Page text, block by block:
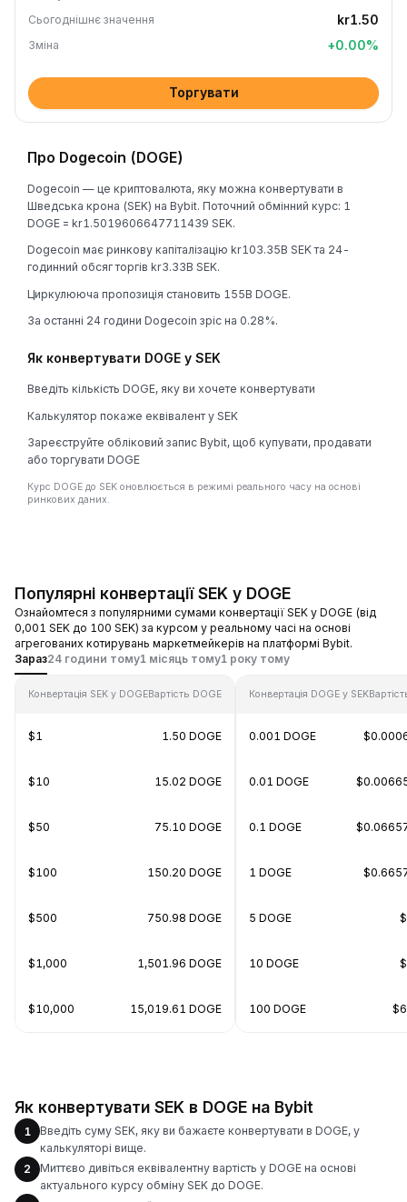
Сьогоднішнє значення kr1.50
Зміна +0.00%
Торгувати
Про Dogecoin (DOGE)
Dogecoin — це криптовалюта, яку можна конвертувати в
Шведська крона (SEK) на Bybit. Поточний обмінний курс: 1
DOGE = kr1.5019606647711439 SEK.
Dogecoin має ринкову капіталізацію kr103.35B SEK та 24-
годинний обсяг торгів kr3.33B SEK.
Циркулююча пропозиція становить 155B DOGE.
За останні 24 години Dogecoin зріс на 0.28%.
Як конвертувати DOGE у SEK
Введіть кількість DOGE, яку ви хочете конвертувати
Калькулятор покаже еквівалент у SEK
Зареєструйте обліковий запис Bybit, щоб купувати, продавати
або торгувати DOGE
Курс DOGE до SEK оновлюється в режимі реального часу на основі
ринкових даних.
Популярні конвертації SEK у DOGE
Ознайомтеся з популярними сумами конвертації SEK у DOGE (від
0,001 SEK до 100 SEK) за курсом у реальному часі на основі
агрегованих котирувань маркетмейкерів на платформі Bybit.
Зараз24 години тому1 місяць тому1 року тому
Конвертація SEK у DOGEВартість DOGE
$1 1.50 DOGE
$10 15.02 DOGE
$50 75.10 DOGE
$100 150.20 DOGE
$500 750.98 DOGE
$1,000 1,501.96 DOGE
$10,000 15,019.61 DOGE
Конвертація DOGE у SEK
0.001 DOGE
0.01 DOGE
0.1 DOGE
1 DOGE
5 DOGE
10 DOGE
100 DOGE
Як конвертувати SEK в DOGE на Bybit
1
Введіть суму SEK, яку ви бажаєте конвертувати в DOGE, у
калькуляторі вище.
2
Миттєво дивіться еквівалентну вартість у DOGE на основі
актуального курсу обміну SEK до DOGE.